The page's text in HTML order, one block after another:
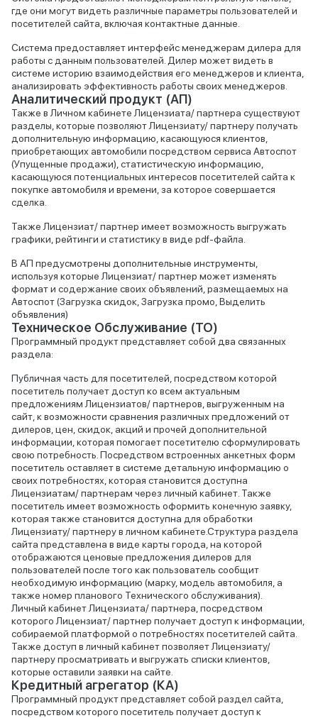
где они могут видеть различные параметры пользователей и
посетителей сайта, включая контактные данные.
Система предоставляет интерфейс менеджерам дилера для
работы с данным пользователей. Дилер может видеть в
системе историю взаимодействия его менеджеров и клиента,
анализировать эффективность работы своих менеджеров.
Аналитический продукт (АП)
Также в Личном кабинете Лицензиата/ партнера существуют
разделы, которые позволяют Лицензиату/ партнеру получать
дополнительную информацию, касающуюся клиентов,
приобретающих автомобили посредством сервиса Автоспот
(Упущенные продажи), статистическую информацию,
касающуюся потенциальных интересов посетителей сайта к
покупке автомобиля и времени, за которое совершается
сделка.
Также Лицензиат/ партнер имеет возможность выгружать
графики, рейтинги и статистику в виде pdf-файла.
В АП предусмотрены дополнительные инструменты,
используя которые Лицензиат/ партнер может изменять
формат и содержание своих объявлений, размещаемых на
Автоспот (Загрузка скидок, Загрузка промо, Выделить
объявления)
Техническое Обслуживание (ТО)
Программный продукт представляет собой два связанных
раздела:
Публичная часть для посетителей, посредством которой
посетитель получает доступ ко всем актуальным
предложениям Лицензиатов/ партнеров, выгруженным на
сайт, к возможности сравнения различных предложений от
дилеров, цен, скидок, акций и прочей дополнительной
информации, которая помогает посетителю сформулировать
свою потребность. Посредством встроенных анкетных форм
посетитель оставляет в системе детальную информацию о
своих потребностях, которая становится доступна
Лицензиатам/ партнерам через личный кабинет. Также
посетитель имеет возможность оформить конечную заявку,
которая также становится доступна для обработки
Лицензиату/ партнеру в личном кабинете.Структура раздела
сайта представлена в виде карты города, на которой
отображаются ценовые предложения дилеров для
пользователей после того как пользователь сообщит
необходимую информацию (марку, модель автомобиля, а
также номер планового Технического обслуживания).
Личный кабинет Лицензиата/ партнера, посредством
которого Лицензиат/ партнер получает доступ к информации,
собираемой платформой о потребностях посетителей сайта.
Также доступ в личный кабинет позволяет Лицензиату/
партнеру просматривать и выгружать списки клиентов,
которые оставили заявки на сайте.
Кредитный агрегатор (КА)
Программный продукт представляет собой раздел сайта,
посредством которого посетитель получает доступ к